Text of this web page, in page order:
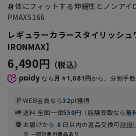
身体にフィットする伸縮性とノンアイ
PMAXS166
レギュラーカラースタイリッシ
IRONMAX】
6,490円
なら 月々1,081円から。分割手
WEB会員なら32pt獲得
送料 全国一律550円（店舗受取なら無
お届けから 8 日以内の返品交換可詳細
一部対象外商品あり